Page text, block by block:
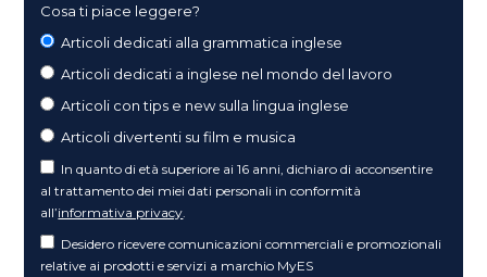
Cosa ti piace leggere?
Articoli dedicati alla grammatica inglese
Articoli dedicati a inglese nel mondo del lavoro
Articoli con tips e new sulla lingua inglese
Articoli divertenti su film e musica
In quanto di età superiore ai 16 anni, dichiaro di acconsentire
al trattamento dei miei dati personali in conformità
all’informativa privacy
Desidero ricevere comunicazioni commerciali e promozionali
relative ai prodotti e servizi a marchio MyES